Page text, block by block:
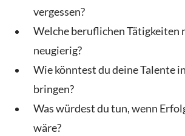
vergessen?
Welche beruflichen Tätigkeiten
neugierig?
Wie könntest du deine Talente
bringen?
Was würdest du tun, wenn
wäre?